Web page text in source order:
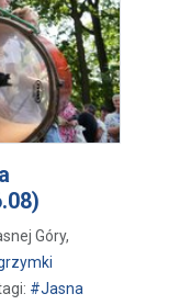
Góry,
#Jasna